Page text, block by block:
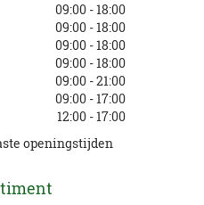
09:00 - 18:00
09:00 - 18:00
09:00 - 18:00
09:00 - 18:00
09:00 - 21:00
09:00 - 17:00
12:00 - 17:00
openingstijden